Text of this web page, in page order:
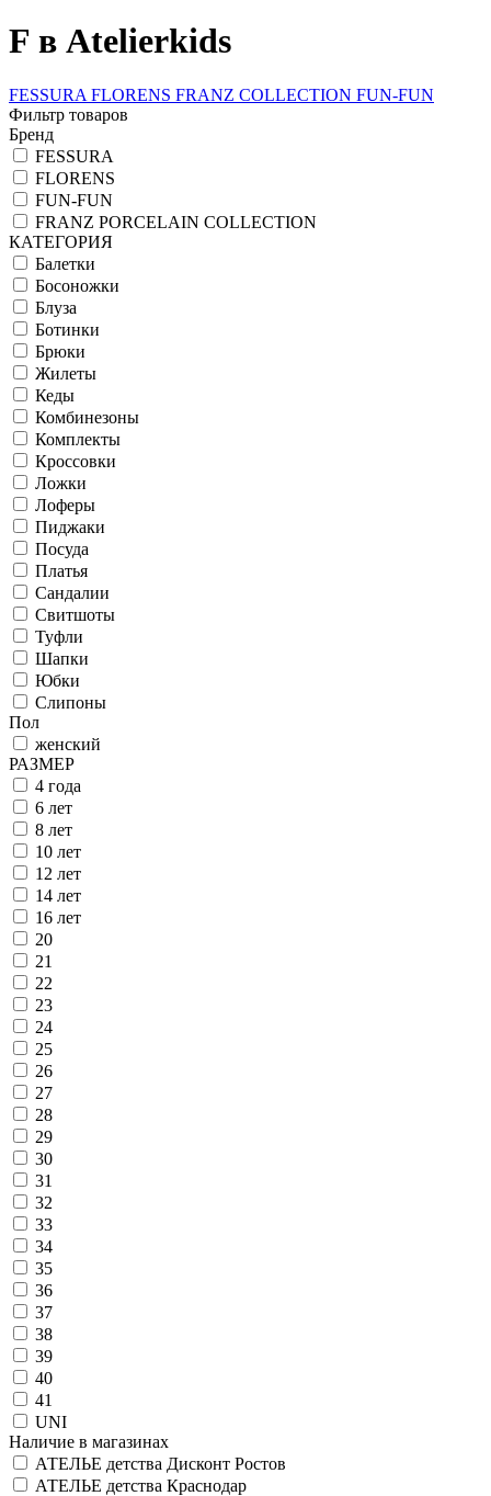
F в Atelierkids
FESSURA FLORENS FRANZ COLLECTION FUN-FUN
Фильтр товаров
Бренд
FESSURA
FLORENS
FUN-FUN
FRANZ PORCELAIN COLLECTION
КАТЕГОРИЯ
Балетки
Босоножки
Блуза
Ботинки
Брюки
Жилеты
Кеды
Комбинезоны
Комплекты
Кроссовки
Ложки
Лоферы
Пиджаки
Посуда
Платья
Сандалии
Свитшоты
Туфли
Шапки
Юбки
Слипоны
Пол
женский
РАЗМЕР
4 года
6 лет
8 лет
10 лет
12 лет
14 лет
16 лет
20
21
22
23
24
25
26
27
28
29
30
31
32
33
34
35
36
37
38
39
40
41
UNI
Наличие в магазинах
АТЕЛЬЕ детства Дисконт Ростов
АТЕЛЬЕ детства Краснодар